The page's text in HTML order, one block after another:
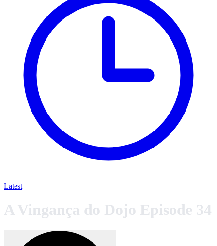
Latest
A Vingança do Dojo Episode 34